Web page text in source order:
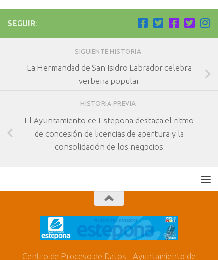
SEGUIR:
SIGUIENTE HISTORIA
La Hermandad de San Isidro Labrador celebra
verbena popular
HISTORIA PREVIA
El Ayuntamiento de Estepona destaca el ritmo
de concesión de licencias de apertura y la
consolidación de los negocios
Centro de Proceso de Datos - Ayuntamiento de